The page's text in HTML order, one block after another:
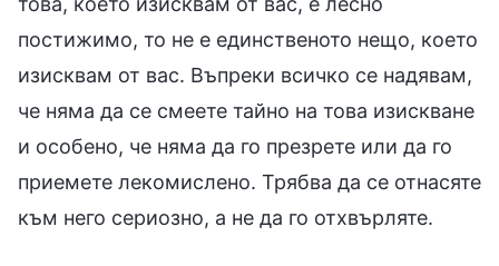
постижимо, то не е единственото нещо, което
изисквам от вас. Въпреки всичко се надявам,
че няма да се смеете тайно на това изискване
и особено, че няма да го презрете или да го
приемете лекомислено. Трябва да се отнасяте
към него сериозно, а не да го отхвърляте.